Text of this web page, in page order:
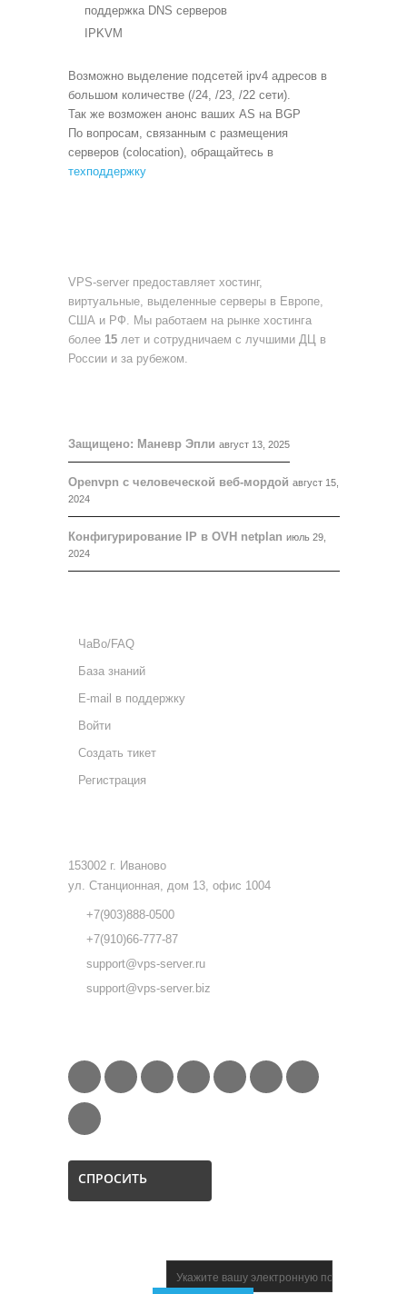
поддержка DNS серверов
IPKVM
Возможно выделение подсетей ipv4 адресов в
большом количестве (/24, /23, /22 сети).
Так же возможен анонс ваших AS на BGP
По вопросам, связанным с размещения
серверов (colocation), обращайтесь в
техподдержку
VPS-server предоставляет хостинг,
виртуальные, выделенные серверы в Европе,
США и РФ. Мы работаем на рынке хостинга
более 15лет и сотрудничаем с лучшими ДЦ в
России и за рубежом.
Защищено: Маневр Эпли август 13, 2025
Openvpn с человеческой веб-мордой август 15,
2024
Конфигурирование IP в OVH netplan июль 29,
2024
ЧаВо/FAQ
База знаний
E-mail в поддержку
Войти
Создать тикет
Регистрация
153002 г. Иваново
ул. Станционная, дом 13, офис 1004
+7(903)888-0500
+7(910)66-777-87
support@vps-server.ru
support@vps-server.biz
СПРОСИТЬ